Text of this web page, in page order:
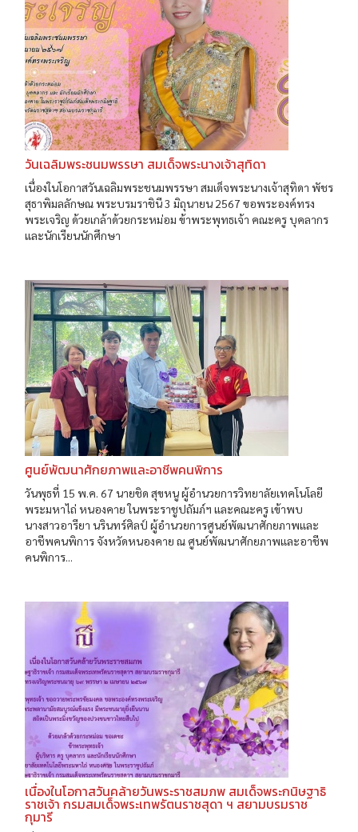
วันเฉลิมพระชนมพรรษา สมเด็จพระนางเจ้าสุทิดา
เนื่องในโอกาสวันเฉลิมพระชนมพรรษา สมเด็จพระนางเจ้าสุทิดา พัชร
สุธาพิมลลักษณ พระบรมราชินี 3 มิถุนายน 2567 ขอพระองค์ทรง
พระเจริญ ด้วยเกล้าด้วยกระหม่อม ข้าพระพุทธเจ้า คณะครู บุคลากร
และนักเรียนนักศึกษา
ศูนย์พัฒนาศักยภาพและอาชีพคนพิการ
วันพุธที่ 15 พ.ค. 67 นายชิด สุขหนู ผู้อำนวยการวิทยาลัยเทคโนโลยี
พระมหาไถ่ หนองคาย ในพระราชูปถัมภ์ฯ และคณะครู เข้าพบ
นางสาวอารียา นรินทร์ศิลป์ ผู้อำนวยการศูนย์พัฒนาศักยภาพและ
อาชีพคนพิการ จังหวัดหนองคาย ณ ศูนย์พัฒนาศักยภาพและอาชีพ
คนพิการ...
เนื่องในโอกาสวันคล้ายวันพระราชสมภพ สมเด็จพระกนิษฐาธิ
ราชเจ้า กรมสมเด็จพระเทพรัตนราชสุดา ฯ สยามบรมราช
กุมารี